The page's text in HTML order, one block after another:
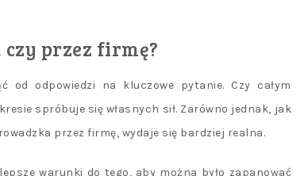
przez firmę?
od odpowiedzi na kluczowe pytanie. Czy całym
spróbuje się własnych sił. Zarówno jednak, jak
przez firmę, wydaje się bardziej realna.
warunki do tego, aby można było zapanować